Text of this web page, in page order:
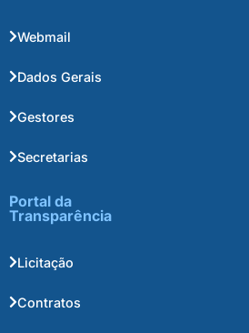
Webmail
Dados Gerais
Gestores
Secretarias
Portal da
Transparência
Licitação
Contratos